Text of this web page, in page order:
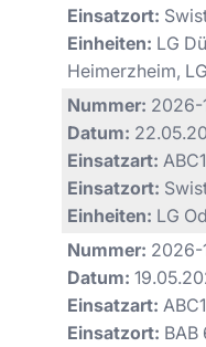
Einsatzort:
Einheiten: LG
Heimerzheim,
Nummer: 2026-
Datum:
Einsatzart:
Einsatzort:
Einheiten: LG
Nummer: 2026-
Datum:
Einsatzart:
Einsatzort: BAB